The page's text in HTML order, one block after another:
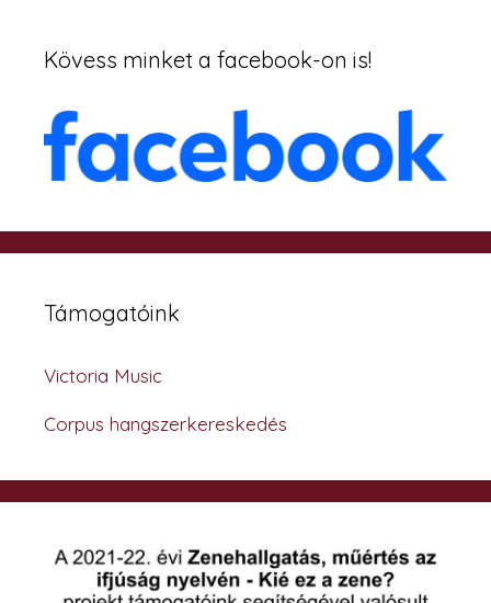
Kövess minket a facebook-on is!
Támogatóink
Victoria Music
Corpus hangszerkereskedés